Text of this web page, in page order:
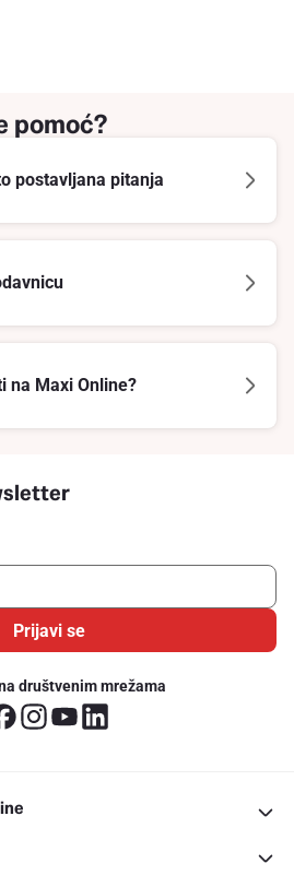
pomoć?
postavljana pitanja
na Maxi Online?
Prijavi se
društvenim mrežama